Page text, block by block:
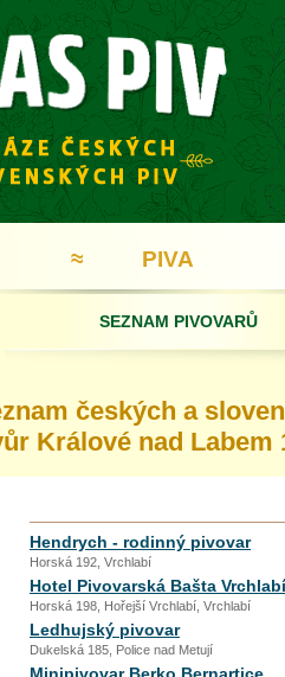
≈ PIVA
SEZNAM PIVOVARŮ
českých a
Králové nad Labem
Hendrych - rodinný pivovar
Horská 192, Vrchlabí
Hotel Pivovarská Bašta Vrchlabí
Horská 198, Hořejší Vrchlabí, Vrchlabí
Ledhujský pivovar
Dukelská 185, Police nad Metují